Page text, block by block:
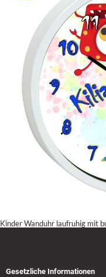
Kinder Wanduhr laufruhig mit
Gesetzliche Informationen